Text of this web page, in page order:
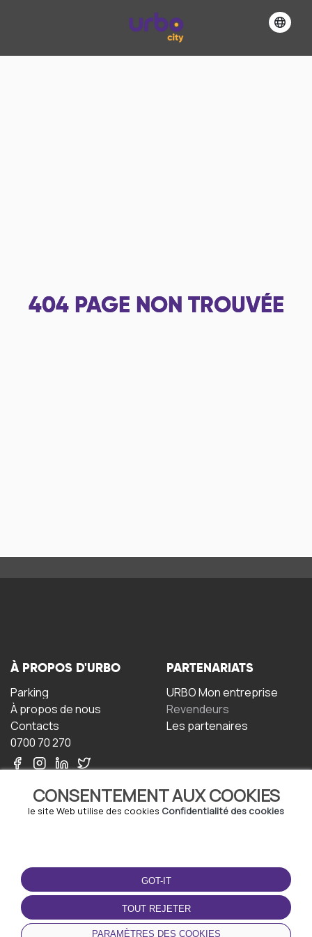
404 PAGE NON TROUVÉE
CONSENTEMENT AUX COOKIES
le site Web utilise des cookies Confidentialité des cookies
GOT-IT
TOUT REJETER
PARAMÈTRES DES COOKIES
À PROPOS D'URBO
Parking
À propos de nous
Contacts
0700 70 270
PARTENARIATS
URBO Mon entreprise
Revendeurs
Les partenaires
TERMS-OF-USE
Termes et conditions
Politique de confidentialité
Politique relative aux
cookies
TÉLÉCHARGEZ
L'APPLICATION